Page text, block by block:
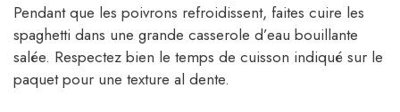
Pendant que les poivrons refroidissent, faites cuire les
spaghetti dans une grande casserole d’eau bouillante
salée. Respectez bien le temps de cuisson indiqué sur le
paquet pour une texture al dente.